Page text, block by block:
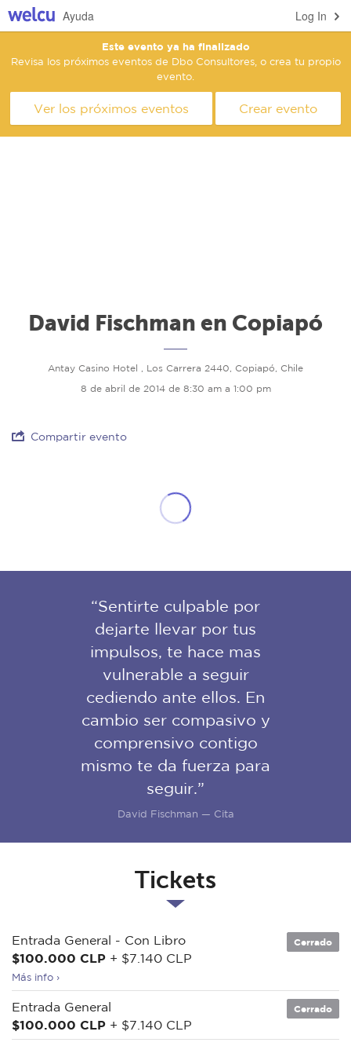
Log In
Ayuda
Este evento ya ha finalizado
Revisa los próximos eventos de Dbo Consultores, o crea tu propio
evento.
Ver los próximos eventos Crear evento
David Fischman en Copiapó
Antay Casino Hotel , Los Carrera 2440, Copiapó, Chile
8 de abril de 2014 de 8:30 am a 1:00 pm
Compartir evento
“Sentirte culpable por
dejarte llevar por tus
impulsos, te hace mas
vulnerable a seguir
cediendo ante ellos. En
cambio ser compasivo y
comprensivo contigo
mismo te da fuerza para
seguir.”
David Fischman — Cita
Tickets
Entrada General - Con Libro
$100.000 CLP + $7.140 CLP
Más info ›
Cerrado
Entrada General
$100.000 CLP + $7.140 CLP
Cerrado